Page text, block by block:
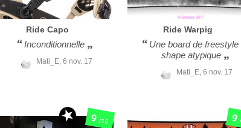
Ride Capo
Inconditionnelle
Mati_E, 6 nov. 17
Ride Warpig
Une board de freestyle
shape atypique
Mati_E,6 nov. 17
9/10 9